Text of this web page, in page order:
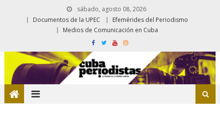
sábado, agosto 08, 2026
Documentos de la UPEC
Efemérides del Periodismo
Medios de Comunicación en Cuba